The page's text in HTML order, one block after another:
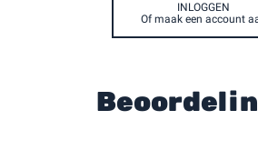
INLOGGEN
Of maak een account